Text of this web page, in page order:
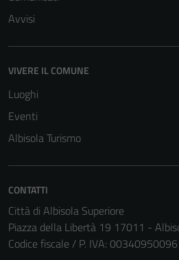
Avvisi
VIVERE IL COMUNE
Luoghi
Eventi
Albisola Turismo
CONTATTI
Città di Albisola Superiore
Piazza della Libertà 19 17011 -
Codice fiscale / P. IVA: 00340950096